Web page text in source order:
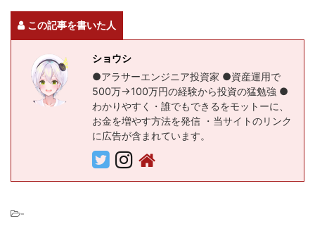
この記事を書いた人
ショウシ
●アラサーエンジニア投資家 ●資産運用で
500万→100万円の経験から投資の猛勉強 ●
わかりやすく・誰でもできるをモットーに、
お金を増やす方法を発信 ・当サイトのリンク
に広告が含まれています。
-